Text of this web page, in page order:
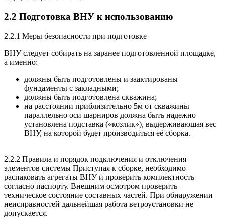
2.2 Подготовка ВНУ к использованию
2.2.1 Меры безопасности при подготовке
ВНУследует собирать на заранее подготовленной площадке,
а именно:
должны быть подготовлены и заактированы
фундаменты с закладными;
должны быть подготовлена скважина;
на расстоянии приблизительно 5м от скважины
параллельно оси шарниров должна быть надежно
установлена подставка («козлик»), выдерживающая вес
ВНУ, на которой будет производиться её сборка.
2.2.2 Правила и порядок подключения и отключения
элементов системы Приступая к сборке, необходимо
распаковать агрегаты ВНУи проверить комплектность
согласно паспорту. Внешним осмотром проверить
техническое состояние составных частей. При обнаружении
неисправностей дальнейшая работа ветроустановки не
допускается.